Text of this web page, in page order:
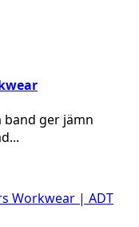
band ger jämn